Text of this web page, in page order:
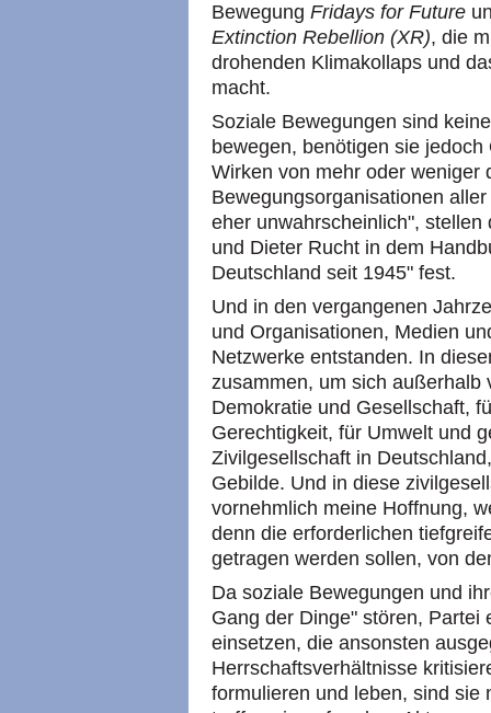
Bewegung Fridays for Future
Extinction Rebellion (XR), die
drohenden Klimakollaps und
macht.
Soziale Bewegungen sind
bewegen, benötigen sie
Wirken von mehr oder weniger
Bewegungsorganisationen
eher unwahrscheinlich",
und Dieter Rucht in dem
Deutschland seit 1945" fest.
Und in den vergangenen
und Organisationen, Medien
Netzwerke entstanden. In
zusammen, um sich außerhalb
Demokratie und Gesellschaft,
Gerechtigkeit, für Umwelt und
Zivilgesellschaft in
Gebilde. Und in diese
vornehmlich meine Hoffnung,
denn die erforderlichen
getragen werden sollen, von
Da soziale Bewegungen und
Gang der Dinge" stören, Partei
einsetzen, die ansonsten
Herrschaftsverhältnisse
formulieren und leben, sind sie